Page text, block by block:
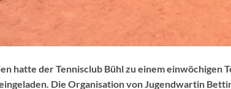
hatte der Tennisclub Bühl zu einem einwöchigen
Die Organisation von Jugendwartin